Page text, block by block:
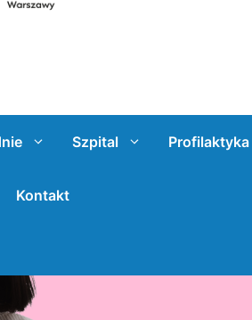
Szpital Profilaktyka
Kontakt